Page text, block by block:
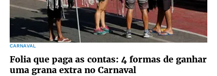
CARNAVAL
Folia que paga as contas: 4 formas de ganhar
uma grana extra no Carnaval